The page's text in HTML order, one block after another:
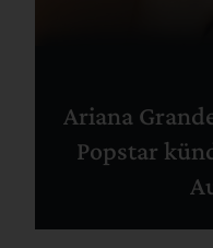
Ariana
Popstar